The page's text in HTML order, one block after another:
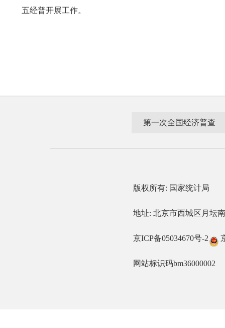
五经普开展工作。
第一次全国经济普查
版权所有: 国家统计局
地址: 北京市西城区月坛
京ICP备05034670号-2
网站标识码bm36000002